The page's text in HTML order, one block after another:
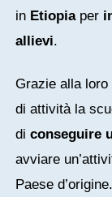
in Etiopiaper
allievi.
Grazie alla
di attività la
di conseguire
avviare
Paese d’origine.